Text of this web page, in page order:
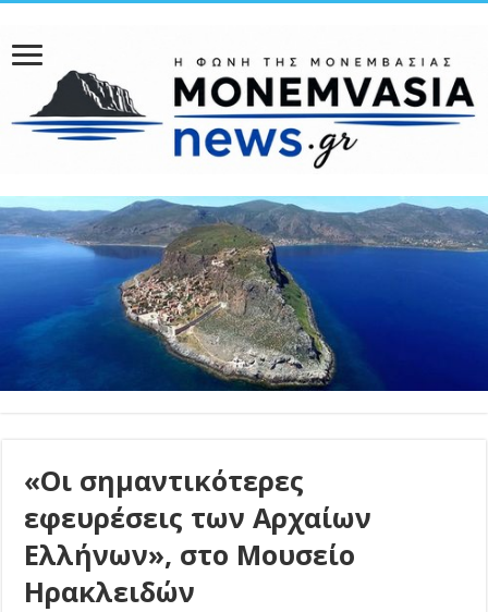
«Οι σημαντικότερες
εφευρέσεις των Αρχαίων
Ελλήνων», στο Μουσείο
Ηρακλειδών